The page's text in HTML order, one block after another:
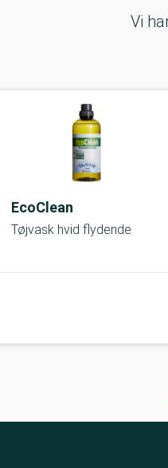
Vi
EcoClean
Tøjvask hvid flydende